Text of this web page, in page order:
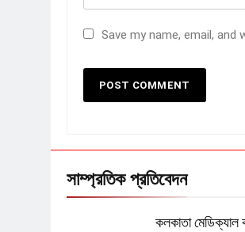
Save my name, email,
সাম্প্রতিক প্রতিবেদন
কলকাতা মেডিক্যাল